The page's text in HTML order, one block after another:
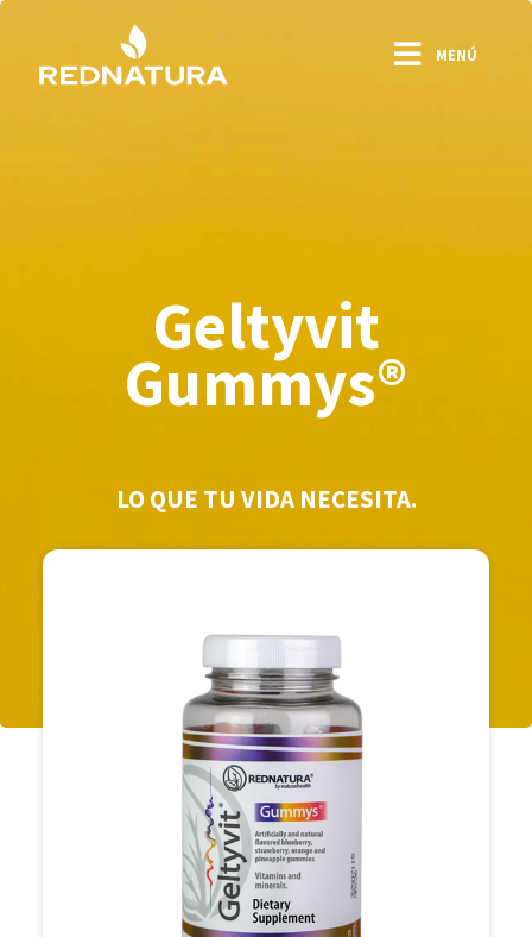
×
INICIO
OFICINA VIRTUAL
CAPACITACIÓN
CONTACTO
RedNatura
MENÚ
Geltyvit
Gummys®
LO QUE TU VIDA NECESITA.